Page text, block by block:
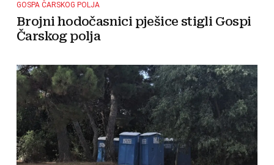
GOSPA ČARSKOG POLJA
Brojni hodočasnici pješice stigli Gospi
Čarskog polja